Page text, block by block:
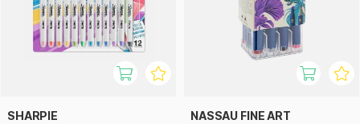
SHARPIE NASSAU FINE ART